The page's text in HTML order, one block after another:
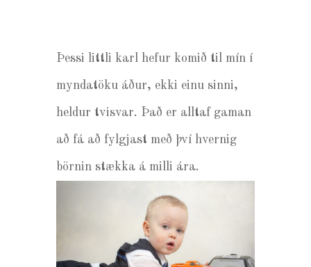
Þessi littli karl hefur komið til mín í
myndatöku áður, ekki einu sinni,
heldur tvisvar. Það er alltaf gaman
að fá að fylgjast með því hvernig
börnin stækka á milli ára.